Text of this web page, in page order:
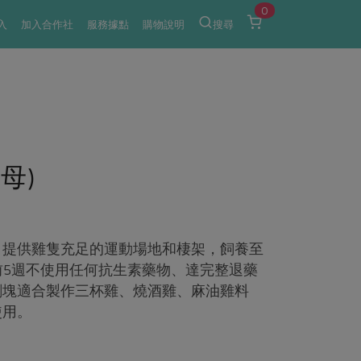
加入合作社 服務據點 購物說明 搜尋
0
)
供雞隻充足的運動場地和棲架，飼養至
週不使用任何抗生素藥物、達完整退藥
適合製作三杯雞、燒酒雞、麻油雞料
。